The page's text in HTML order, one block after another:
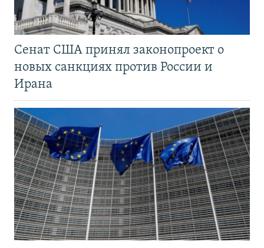
Сенат США принял законопроект о
новых санкциях против России и
Ирана